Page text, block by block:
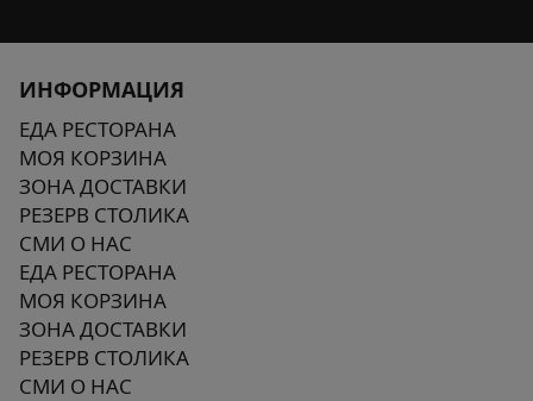
ИНФОРМАЦИЯ
ЕДА РЕСТОРАНА
МОЯ КОРЗИНА
ЗОНА ДОСТАВКИ
РЕЗЕРВ СТОЛИКА
СМИ О НАС
ЕДА РЕСТОРАНА
МОЯ КОРЗИНА
ЗОНА ДОСТАВКИ
РЕЗЕРВ СТОЛИКА
СМИ О НАС